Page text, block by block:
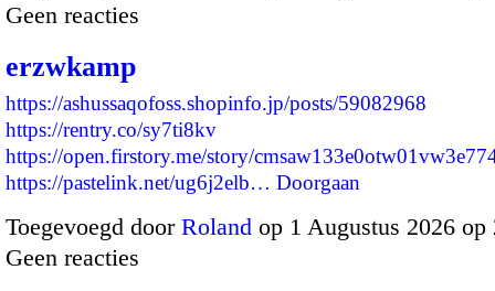
Geen reacties
erzwkamp
https://ashussaqofoss.shopinfo.jp/posts/59082968
https://rentry.co/sy7ti8kv
https://open.firstory.me/story/
https://pastelink.net/ug6j2elb… Doorgaan
Toegevoegd door Roland op 1 Augustus 2026
Geen reacties